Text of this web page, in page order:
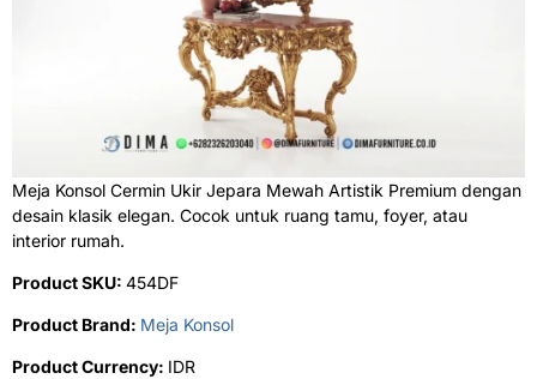
Meja Konsol Cermin Ukir Jepara Mewah Artistik Premium dengan
desain klasik elegan. Cocok untuk ruang tamu, foyer, atau
interior rumah.
Product SKU: 454DF
Product Brand: Meja Konsol
Product Currency: IDR